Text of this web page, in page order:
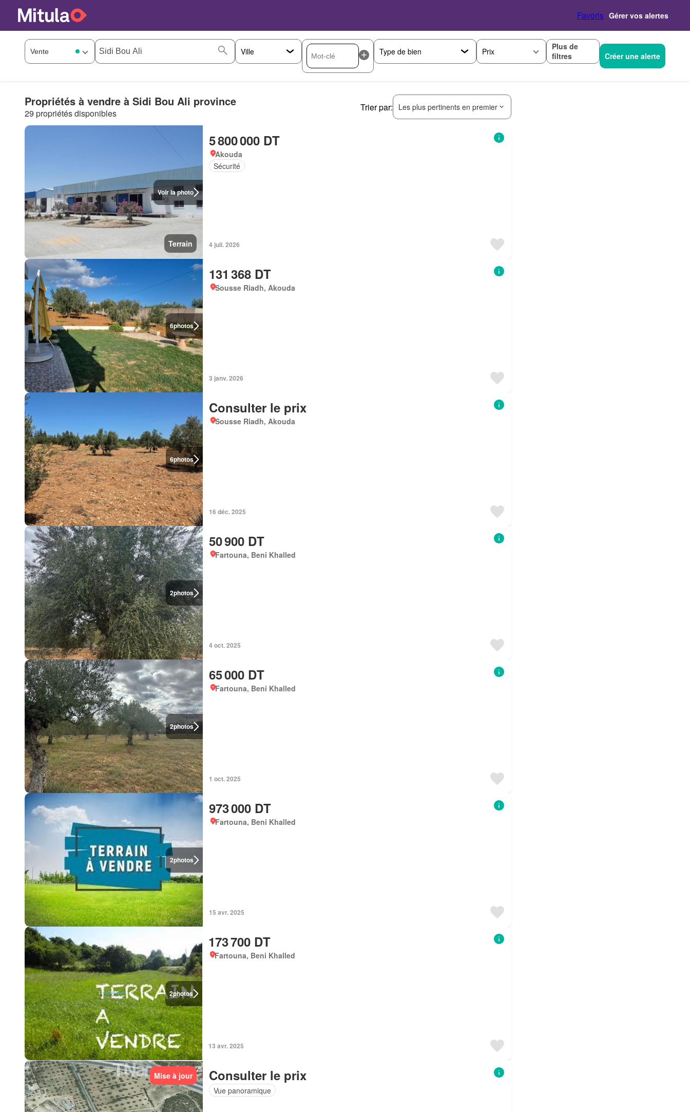
Favoris Gérer vos alertes
Prix
Plus de
filtres
Créer une alerte
Propriétés à vendre à Sidi Bou Ali province
29 propriétés disponibles
Trier par: Les plus pertinents en premier
Voir la photo
Terrain
5 800 000 DT
Akouda
Sécurité
4 juil. 2026
6photos
131 368 DT
Sousse Riadh, Akouda
3 janv. 2026
6photos
Consulter le prix
Sousse Riadh, Akouda
16 déc. 2025
2photos
50 900 DT
Fartouna, Beni Khalled
4 oct. 2025
2photos
65 000 DT
Fartouna, Beni Khalled
1 oct. 2025
2photos
973 000 DT
Fartouna, Beni Khalled
15 avr. 2025
2photos
173 700 DT
Fartouna, Beni Khalled
13 avr. 2025
Mise à jour Consulter le prix
Vue panoramique